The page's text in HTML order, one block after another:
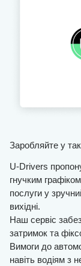
Заробляйте у
U-Drivers
гнучким
послуги у
вихідні.
Наш сервіс
затримок та
Вимоги до
навіть водіям з